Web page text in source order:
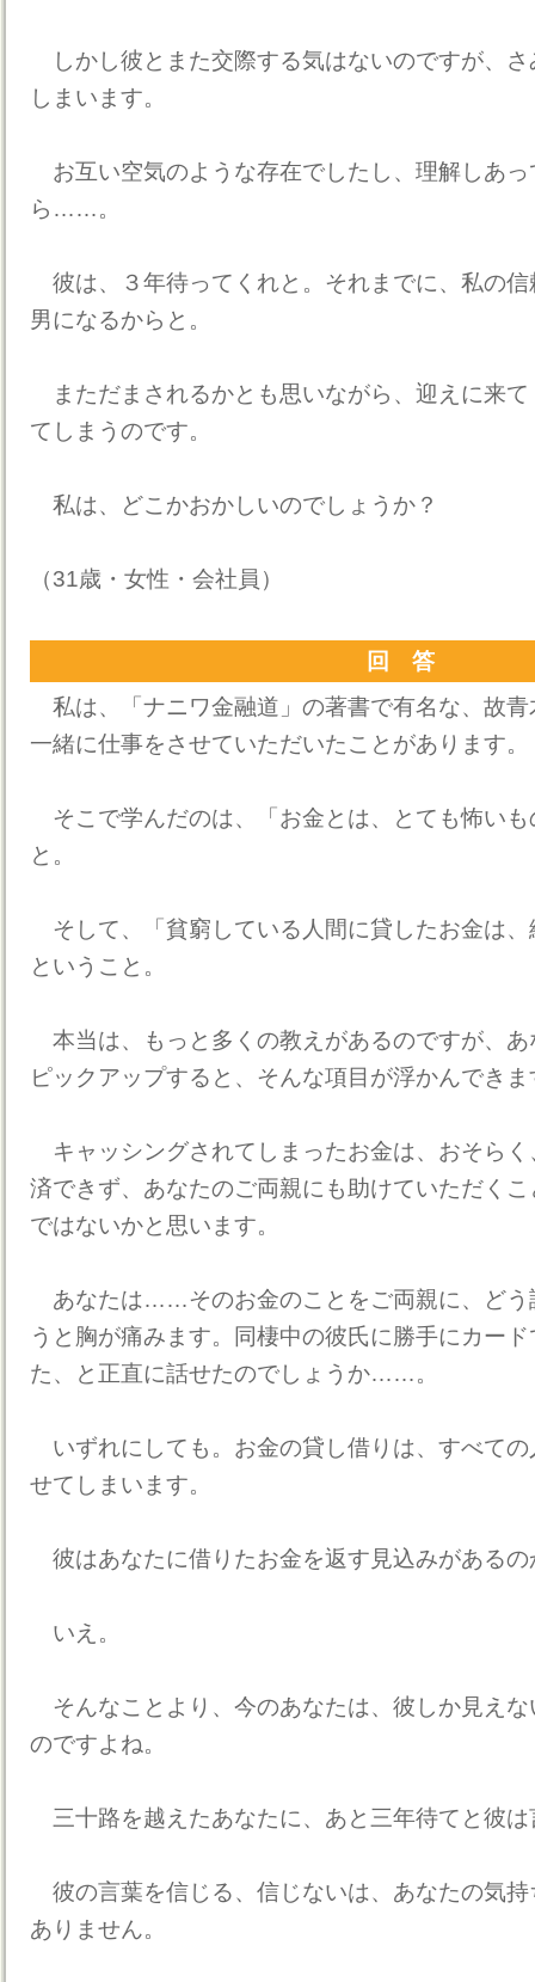
しかし彼とまた交際する気はないのですが、
しまいます。
お互い空気のような存在でしたし、理解しあっ
ら……。
彼は、３年待ってくれと。それまでに、私の
男になるからと。
まただまされるかとも思いながら、迎えに来
てしまうのです。
私は、どこかおかしいのでしょうか？
（31歳・女性・会社員）
回 答
私は、「ナニワ金融道」の著書で有名な、故
一緒に仕事をさせていただいたことがあります。
そこで学んだのは、「お金とは、とても怖いも
と。
そして、「貧窮している人間に貸したお金は
ということ。
本当は、もっと多くの教えがあるのですが、
ピックアップすると、そんな項目が浮かんできま
キャッシングされてしまったお金は、おそら
済できず、あなたのご両親にも助けていただく
ではないかと思います。
あなたは……そのお金のことをご両親に、どう
うと胸が痛みます。同棲中の彼氏に勝手にカー
た、と正直に話せたのでしょうか……。
いずれにしても。お金の貸し借りは、すべて
せてしまいます。
彼はあなたに借りたお金を返す見込みがあるの
いえ。
そんなことより、今のあなたは、彼しか見え
のですよね。
三十路を越えたあなたに、あと三年待てと彼は
彼の言葉を信じる、信じないは、あなたの気
ありません。